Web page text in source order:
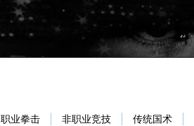
职业拳击 非职业竞技 传统国术